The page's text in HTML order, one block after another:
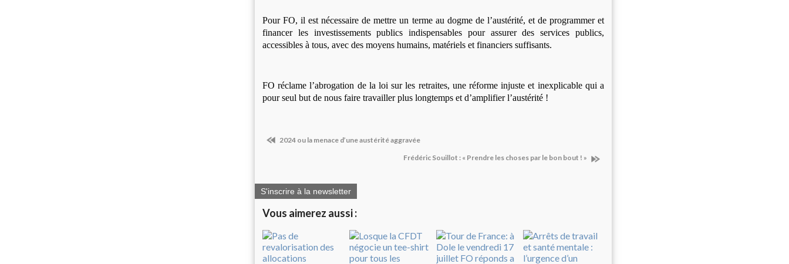
Pour FO, il est nécessaire de mettre un terme au dogme de l’austérité, et de programmer et
financer les investissements publics indispensables pour assurer des services publics,
accessibles à tous, avec des moyens humains, matériels et financiers suffisants.
FO réclame l’abrogation de la loi sur les retraites, une réforme injuste et inexplicable qui a
pour seul but de nous faire travailler plus longtemps et d’amplifier l’austérité !
2024 ou la menace d’une austérité aggravée
Frédéric Souillot : « Prendre les choses par le bon bout ! »
S'inscrire à la newsletter
Vous aimerez aussi :